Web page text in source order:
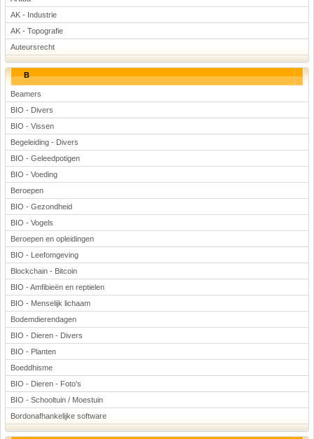
Onderbouw PO
Pasen
Voetbal
AK - Industrie
AK - Topografie
Auteursrecht
B
Beamers
BIO - Divers
BIO - Vissen
Begeleiding - Divers
BIO - Geleedpotigen
BIO - Voeding
Beroepen
BIO - Gezondheid
BIO - Vogels
Beroepen en opleidingen
BIO - Leefomgeving
Blockchain - Bitcoin
BIO - Amfibieën en reptielen
BIO - Menselijk lichaam
Bodemdierendagen
BIO - Dieren - Divers
BIO - Planten
Boeddhisme
BIO - Dieren - Foto's
BIO - Schooltuin / Moestuin
Bordonafhankelijke software